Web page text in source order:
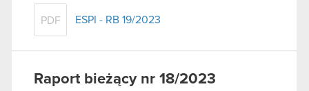
PDF ESPI - RB 19/2023
Raport bieżący nr 18/2023